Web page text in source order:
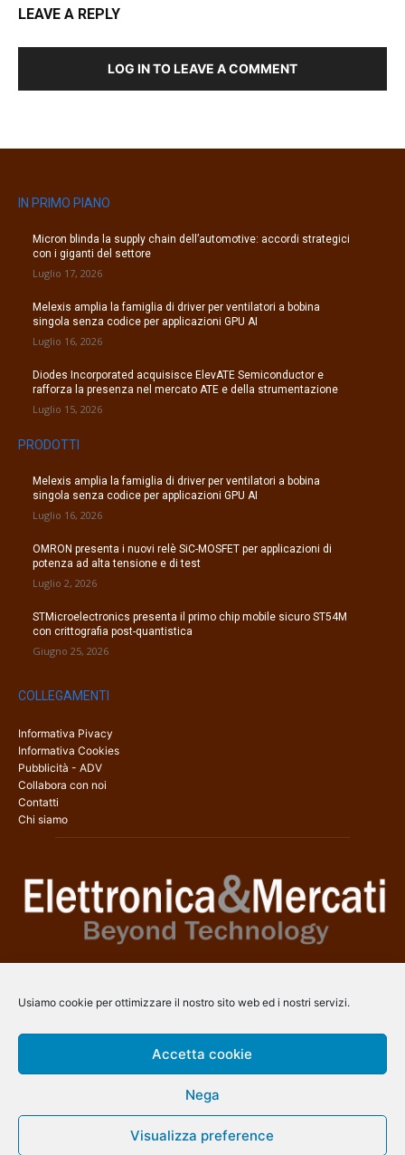
Usiamo cookie per ottimizzare il nostro sito web ed i nostri servizi.
Accetta cookie
Nega
Visualizza preference
LEAVE A REPLY
LOG IN TO LEAVE A COMMENT
IN PRIMO PIANO
Micron blinda la supply chain dell’automotive: accordi strategici
con i giganti del settore
Luglio 17, 2026
Melexis amplia la famiglia di driver per ventilatori a bobina
singola senza codice per applicazioni GPU AI
Luglio 16, 2026
Diodes Incorporated acquisisce ElevATE Semiconductor e
rafforza la presenza nel mercato ATE e della strumentazione
Luglio 15, 2026
PRODOTTI
Melexis amplia la famiglia di driver per ventilatori a bobina
singola senza codice per applicazioni GPU AI
Luglio 16, 2026
OMRON presenta i nuovi relè SiC-MOSFET per applicazioni di
potenza ad alta tensione e di test
Luglio 2, 2026
STMicroelectronics presenta il primo chip mobile sicuro ST54M
con crittografia post-quantistica
Giugno 25, 2026
COLLEGAMENTI
Informativa Pivacy
Informativa Cookies
Pubblicità - ADV
Collabora con noi
Contatti
Chi siamo
una copertura a 360° che coinvolge tecnologie, prodotti, mercati e
info@arscommunication.it
SEGUICI